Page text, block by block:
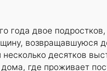
года двое
возвращавшуюся
десятков
дома, где проживает